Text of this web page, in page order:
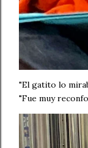
"El gatito lo
"Fue muy